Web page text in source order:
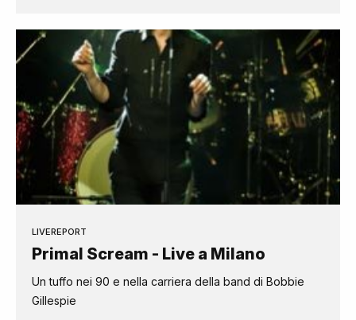
LIVEREPORT
Primal Scream - Live a Milano
Un tuffo nei 90 e nella carriera della band di Bobbie
Gillespie